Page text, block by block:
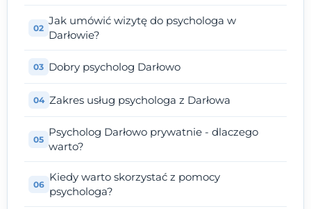
Jak umówić wizytę do psychologa w
Darłowie?
Dobry psycholog Darłowo
Zakres usług psychologa z Darłowa
Psycholog Darłowo prywatnie - dlaczego
warto?
Kiedy warto skorzystać z pomocy
psychologa?